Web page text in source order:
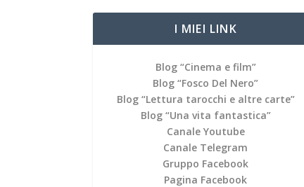
I MIEI LINK
Blog “Cinema e film”
Blog “Fosco Del Nero”
Blog “Lettura tarocchi e altre carte”
Blog “Una vita fantastica”
Canale Youtube
Canale Telegram
Gruppo Facebook
Pagina Facebook